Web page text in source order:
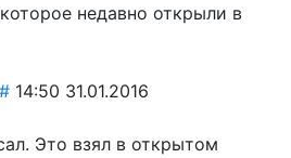
недавно открыли в
# 14:50 31.01.2016
Это взял в открытом